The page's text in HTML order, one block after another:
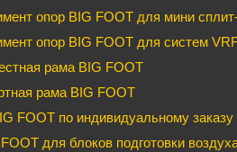
опор BIG FOOT для мини
опор BIG FOOT для систем
рама BIG FOOT
рама BIG FOOT
FOOT по индивидуальному заказу
для блоков подготовки